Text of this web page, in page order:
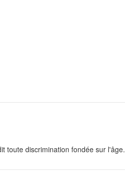
toute discrimination fondée sur l'âge.